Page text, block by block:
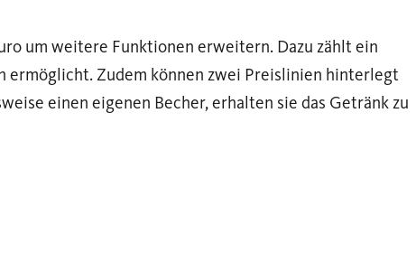
um weitere Funktionen erweitern. Dazu zählt ein
ermöglicht. Zudem können zwei Preislinien hinterlegt
einen eigenen Becher, erhalten sie das Getränk zu